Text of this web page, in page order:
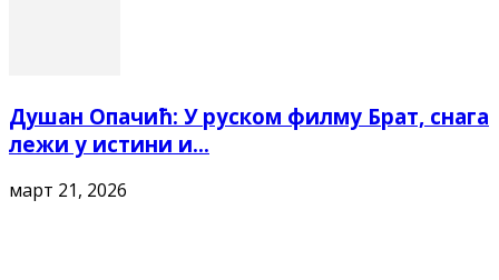
Душан Опачић: У руском филму Брат, снага
лежи у истини и...
март 21, 2026